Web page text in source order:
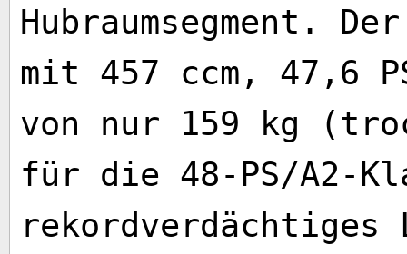
Hubraumsegment.
mit 457 ccm, 47,6
von nur 159 kg
für die 48-PS/A2-
rekordverdächtiges